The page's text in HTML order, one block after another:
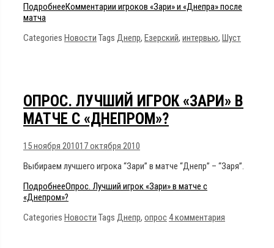
ПодробнееКомментарии игроков «Зари» и «Днепра» после
матча
Categories Новости Tags Днепр, Езерский, интервью, Шуст
ОПРОС. ЛУЧШИЙ ИГРОК «ЗАРИ» В
МАТЧЕ С «ДНЕПРОМ»?
15 ноября 201017 октября 2010
Выбираем лучшего игрока “Зари” в матче “Днепр” – “Заря”.
ПодробнееОпрос. Лучший игрок «Зари» в матче с
«Днепром»?
Categories Новости Tags Днепр, опрос4 комментария